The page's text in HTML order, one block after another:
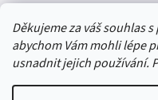
Děkujeme za váš souhlas
abychom Vám mohli lépe
usnadnit jejich používání.